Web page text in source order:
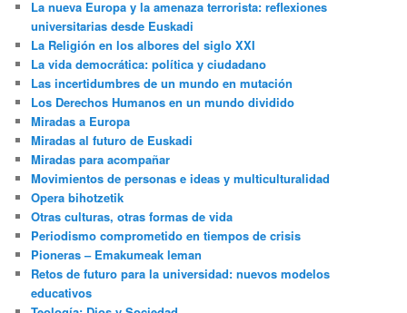
La nueva Europa y la amenaza terrorista: reflexiones
universitarias desde Euskadi
La Religión en los albores del siglo XXI
La vida democrática: política y ciudadano
Las incertidumbres de un mundo en mutación
Los Derechos Humanos en un mundo dividido
Miradas a Europa
Miradas al futuro de Euskadi
Miradas para acompañar
Movimientos de personas e ideas y multiculturalidad
Opera bihotzetik
Otras culturas, otras formas de vida
Periodismo comprometido en tiempos de crisis
Pioneras – Emakumeak leman
Retos de futuro para la universidad: nuevos modelos
educativos